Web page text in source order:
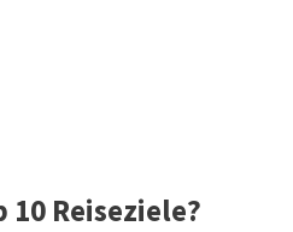
10 Reiseziele?